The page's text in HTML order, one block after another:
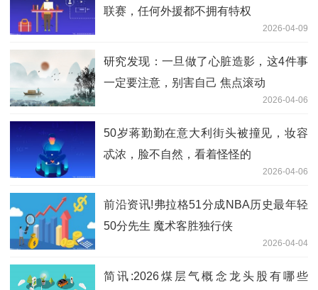
联赛，任何外援都不拥有特权
2026-04-09
研究发现：一旦做了心脏造影，这4件事
一定要注意，别害自己 焦点滚动
2026-04-06
50岁蒋勤勤在意大利街头被撞见，妆容
忒浓，脸不自然，看着怪怪的
2026-04-06
前沿资讯!弗拉格51分成NBA历史最年轻
50分先生 魔术客胜独行侠
2026-04-04
简讯:2026煤层气概念龙头股有哪些